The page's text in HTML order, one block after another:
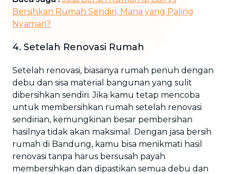
Bersihkan Rumah Sendiri, Mana yang Paling
Nyaman?
4. Setelah Renovasi Rumah
Setelah renovasi, biasanya rumah penuh dengan
debu dan sisa material bangunan yang sulit
dibersihkan sendiri. Jika kamu tetap mencoba
untuk membersihkan rumah setelah renovasi
sendirian, kemungkinan besar pembersihan
hasilnya tidak akan maksimal. Dengan jasa bersih
rumah di Bandung, kamu bisa menikmati hasil
renovasi tanpa harus bersusah payah
membersihkan dan dipastikan semua debu dan